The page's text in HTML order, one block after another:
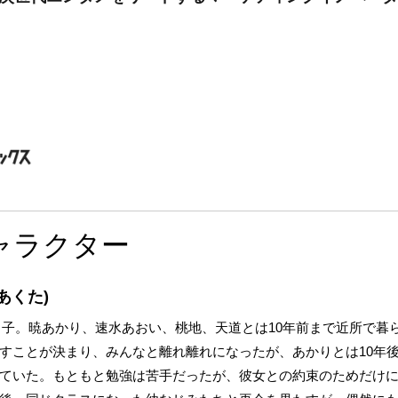
ラクター
くた)
。暁あかり、速水あおい、桃地、天道とは10年前まで近所で暮
ことが決まり、みんなと離れ離れになったが、あかりとは10年
いた。もともと勉強は苦手だったが、彼女との約束のためだけ